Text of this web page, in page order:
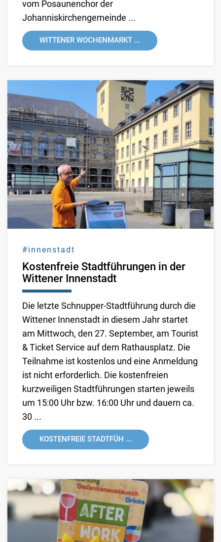
vom Posaunenchor der
Johanniskirchengemeinde ...
WITTENER WOCHENMARKT ...
#innenstadt
Kostenfreie Stadtführungen in der
Wittener Innenstadt
Die letzte Schnupper-Stadtführung durch die
Wittener Innenstadt in diesem Jahr startet
am Mittwoch, den 27. September, am Tourist
& Ticket Service auf dem Rathausplatz. Die
Teilnahme ist kostenlos und eine Anmeldung
ist nicht erforderlich. Die kostenfreien
kurzweiligen Stadtführungen starten jeweils
um 15:00 Uhr bzw. 16:00 Uhr und dauern ca.
30 ...
KOSTENFREIE STADTFÜH ...